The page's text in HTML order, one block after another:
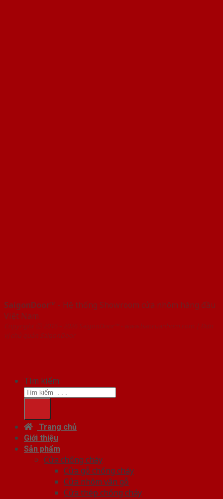
SaigonDoor™ - Hệ thống Showroom cửa nhôm hàng đầu
Việt Nam
Copyright ⓒ 2016 – 2026 SaigonDoor™ - www.bancuanhom.com | Đơn
vị chủ quản SaigonDoor
Tìm kiếm:
Trang chủ
Giới thiệu
Sản phẩm
Cửa chống cháy
Cửa gỗ chống cháy
Cửa nhôm vân gỗ
Cửa thép chống cháy